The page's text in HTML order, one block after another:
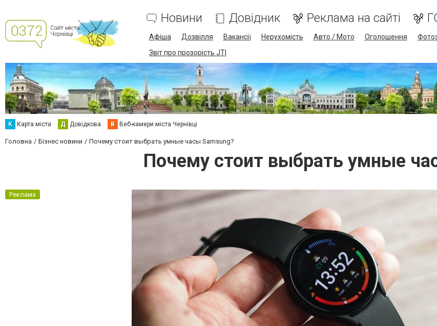
Новини Довідник Реклама на сайті
Афіша Дозвілля Вакансії Нерухомість Авто / Мото Оголошення
Звіт про прозорість JTI
К Карта міста Д Довідкова В Веб-камери міста Чернівці
Головна Бізнес новини Почему стоит выбрать умные часы Samsung?
Почему стоит выбрать умные
Реклама